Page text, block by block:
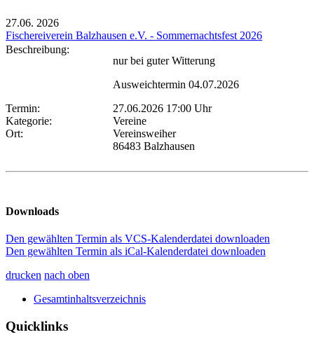
27.06. 2026
Fischereiverein Balzhausen e.V. - Sommernachtsfest 2026
Beschreibung:
nur bei guter Witterung
Ausweichtermin 04.07.2026
Termin:
27.06.2026 17:00 Uhr
Kategorie:
Vereine
Ort:
Vereinsweiher
86483 Balzhausen
Downloads
Den gewählten Termin als VCS-Kalenderdatei downloaden
Den gewählten Termin als iCal-Kalenderdatei downloaden
drucken nach oben
Gesamtinhaltsverzeichnis
Quicklinks